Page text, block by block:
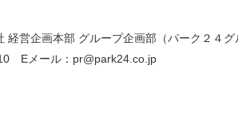
経営企画本部 グループ企画部（パーク２４グ
Eメール：pr@park24.co.jp